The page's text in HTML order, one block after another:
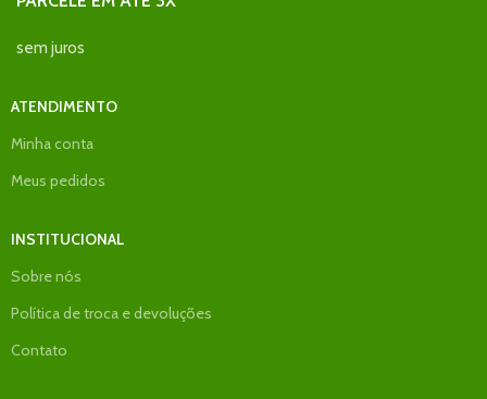
sem juros
ATENDIMENTO
Minha conta
Meus pedidos
INSTITUCIONAL
Sobre nós
Política de troca e devoluções
Contato